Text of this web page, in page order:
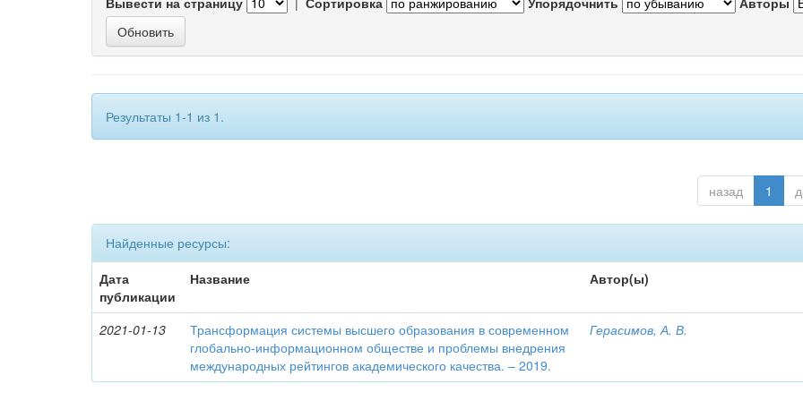
Результаты 1-1 из 1.
назад 1
Найденные ресурсы:
Дата
публикации
Название Автор(ы)
2021-01-13
Трансформация системы высшего образования в современном
глобально-информационном обществе и проблемы внедрения
международных рейтингов академического качества. – 2019.
Герасимов, А. В.